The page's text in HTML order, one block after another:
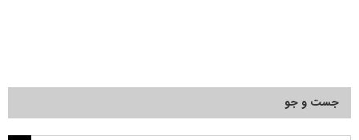
جست و جو